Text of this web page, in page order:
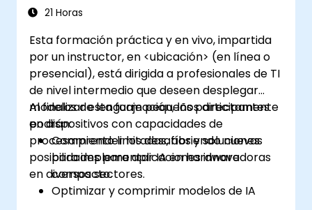
21 Horas
Esta formación práctica y en vivo, impartida
por un instructor, en <ubicación> (en línea o
presencial), está dirigida a profesionales de TI
de nivel intermedio que deseen desplegar
modelos de lenguaje pequeños directamente
en dispositivos con capacidades de
procesamiento limitadas, abriendo nuevas
posibilidades para aplicaciones innovadoras
en diversos sectores.
Al finalizar esta formación, los participantes
podrán:
Comprender los desafíos y soluciones
para implementar IA en hardware
compacto.
Optimizar y comprimir modelos de IA